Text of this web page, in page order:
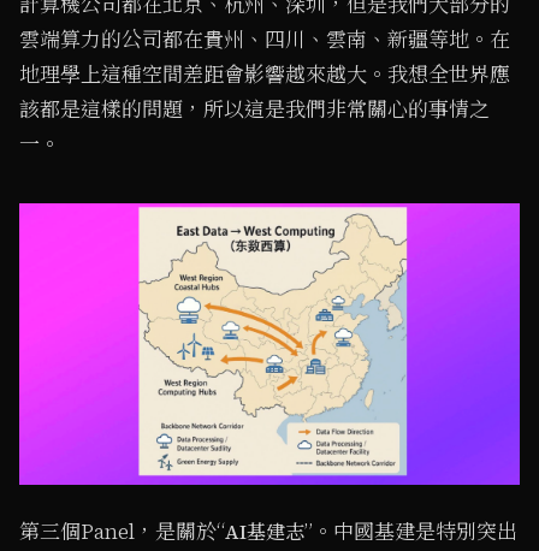
雲端算力的公司都在貴州、四川、雲南、新疆等地。在
地理學上這種空間差距會影響越來越大。我想全世界應
該都是這樣的問題，所以這是我們非常關心的事情之
一。
第三個Panel，是關於“AI基建志”。中國基建是特別突出